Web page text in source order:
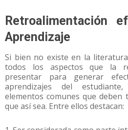
Retroalimentación
Aprendizaje
Si bien no existe en la
todos los aspectos que la
presentar para generar
aprendizajes del
elementos comunes que deben
que así sea. Entre ellos destacan: